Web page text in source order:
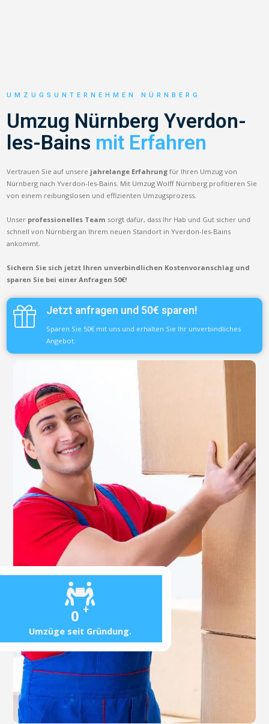
0 +
Umzüge seit Gründung.
UMZUGSUNTERNEHMEN NÜRNBERG
Umzug Nürnberg Yverdon-
les-Bains mit Erfahren
Vertrauen Sie auf unsere jahrelange Erfahrung für Ihren Umzug von
Nürnberg nach Yverdon-les-Bains. Mit Umzug Wolff Nürnberg profitieren Sie
von einem reibungslosen und effizienten Umzugsprozess.
Unser professionelles Team sorgt dafür, dass Ihr Hab und Gut sicher und
schnell von Nürnberg an Ihrem neuen Standort in Yverdon-les-Bains
ankommt.
Sichern Sie sich jetzt Ihren unverbindlichen Kostenvoranschlag und
sparen Sie bei einer Anfragen 50€!
Jetzt anfragen und 50€ sparen!
Sparen Sie 50€ mit uns und erhalten Sie Ihr unverbindliches
Angebot.